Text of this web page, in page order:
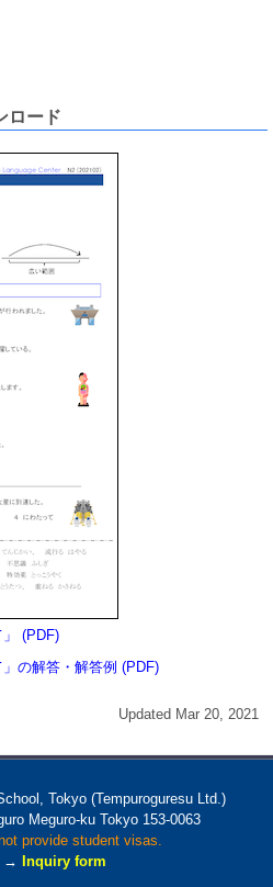
ロード
(PDF)
の解答・解答例 (PDF)
Updated Mar 20, 2021
Tokyo (Tempuroguresu Ltd.)
Meguro-ku Tokyo 153-0063
provide student visas.
→
Inquiry form